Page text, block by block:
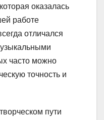
оказалась
работе
отличался
часто можно
точность и
пути